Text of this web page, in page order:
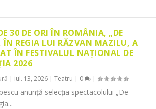
30 DE ORI ÎN ROMÂNIA, „DE
ÎN REGIA LUI RĂZVAN MAZILU, A
ÎN FESTIVALUL NAȚIONAL DE
2026
| iul. 13, 2026| Teatru | 0 |
anunță selecția spectacolului „De